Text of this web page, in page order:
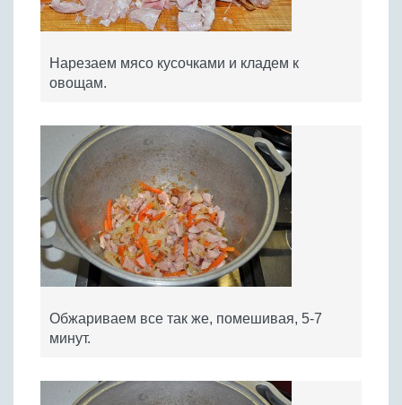
Нарезаем мясо кусочками и кладем к
овощам.
Обжариваем все так же, помешивая, 5-7
минут.